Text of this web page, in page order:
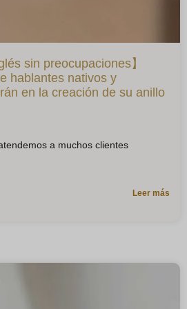
sin preocupaciones】
hablantes nativos y
en la creación de su anillo
a muchos clientes
Leer más